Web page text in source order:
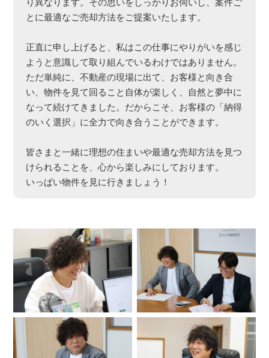
り異なります。その思いをしっかりお伺いし、案件ご
とに最適なご売却方法をご提案いたします。
正直に申し上げると、私はこの仕事にやりがいを感じ
ようと意識して取り組んでいるわけではありません。
ただ単純に、不動産の現場に出て、お客様と向き合
い、物件を見て回ること自体が楽しく、自然と夢中に
なって続けてきました。だからこそ、お客様の「納得
のいく選択」に全力で向き合うことができます。
皆さまと一緒に理想の住まいや最適な売却方法を見つ
けられることを、心から楽しみにしております。
いっぱい物件を見に行きましょう！